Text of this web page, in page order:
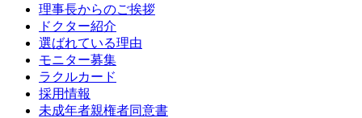
理事長からのご挨拶
ドクター紹介
選ばれている理由
モニター募集
ラクルカード
採用情報
未成年者親権者同意書